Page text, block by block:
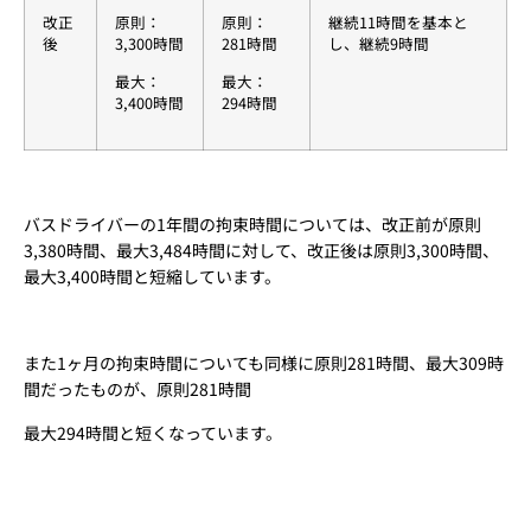
改正
後
原則：
3,300時間
最大：
3,400時間
原則：
281時間
最大：
294時間
継続11時間を基本と
し、継続9時間
バスドライバーの1年間の拘束時間については、改正前が原則
3,380時間、最大3,484時間に対して、改正後は原則3,300時間、
最大3,400時間と短縮しています。
また1ヶ月の拘束時間についても同様に原則281時間、最大309時
間だったものが、原則281時間
最大294時間と短くなっています。